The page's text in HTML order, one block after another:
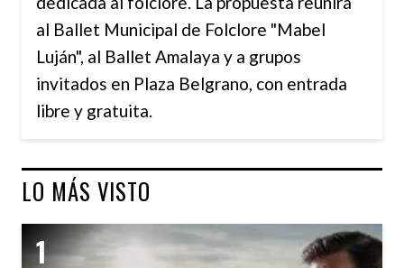
al Ballet Municipal de Folclore "Mabel
Luján", al Ballet Amalaya y a grupos
invitados en Plaza Belgrano, con entrada
libre y gratuita.
LO MÁS VISTO